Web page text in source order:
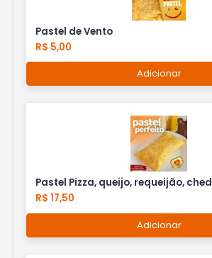
Pastel de Vento
R$ 5,00
Adicionar
Pastel Pizza, queijo, requeijão,
R$ 17,50
Adicionar